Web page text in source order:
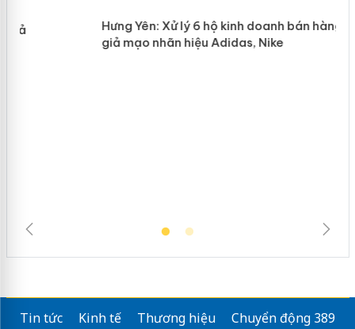
mại trong tháng 7
Tin tức Kinh tế Thương hiệu
Chuyển động 389